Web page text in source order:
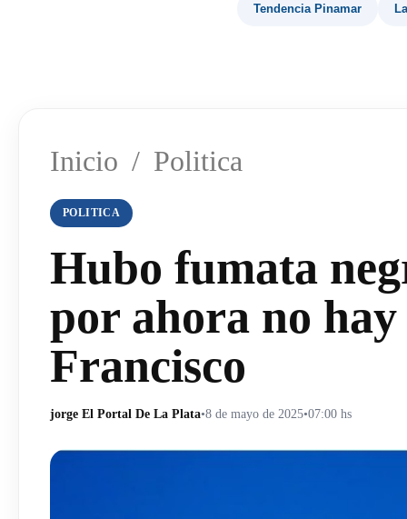
Tendencia Pinamar
Inicio / Politica
POLITICA
Hubo fumata
por ahora no hay
Francisco
jorge El Portal De La Plata•8 de mayo de 2025•07:00 hs